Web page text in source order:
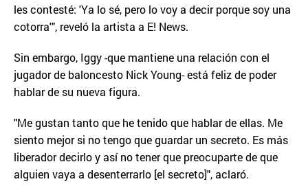
les contesté: 'Ya lo sé, pero lo voy a decir porque soy una
cotorra'", reveló la artista a E! News.
Sin embargo, Iggy -que mantiene una relación con el
jugador de baloncesto Nick Young- está feliz de poder
hablar de su nueva figura.
"Me gustan tanto que he tenido que hablar de ellas. Me
siento mejor si no tengo que guardar un secreto. Es más
liberador decirlo y así no tener que preocuparte de que
alguien vaya a desenterrarlo [el secreto]", aclaró.